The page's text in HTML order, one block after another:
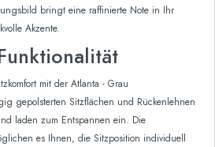
bringt eine raffinierte Note in Ihr
Akzente.
mit der Atlanta - Grau
gepolsterten Sitzflächen und Rückenlehnen
laden zum Entspannen ein. Die
es Ihnen, die Sitzposition individuell